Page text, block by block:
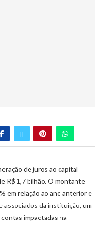
de juros ao capital
R$ 1,7 bilhão. O montante
em relação ao ano anterior e
associados da instituição, um
impactadas na